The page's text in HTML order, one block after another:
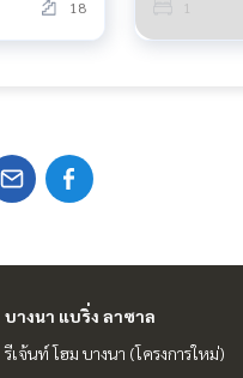
18
1
บางนา แบริ่ง ลาซาล
รีเจ้นท์ โฮม บางนา (โครงการใหม่)